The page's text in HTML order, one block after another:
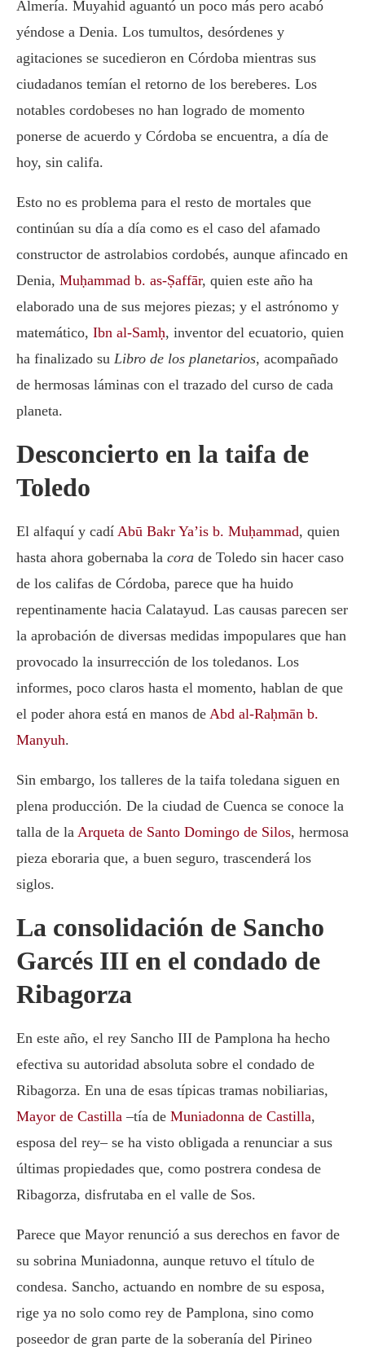
Almería. Muyahid aguantó un poco más pero acabó
yéndose a Denia. Los tumultos, desórdenes y
agitaciones se sucedieron en Córdoba mientras sus
ciudadanos temían el retorno de los bereberes. Los
notables cordobeses no han logrado de momento
ponerse de acuerdo y Córdoba se encuentra, a día de
hoy, sin califa.
Esto no es problema para el resto de mortales que
continúan su día a día como es el caso del afamado
constructor de astrolabios cordobés, aunque afincado en
Denia, Muḥammad b. as-Ṣaffār, quien este año ha
elaborado una de sus mejores piezas; y el astrónomo y
matemático, Ibn al-Samḥ, inventor del ecuatorio, quien
ha finalizado su Libro de los planetarios, acompañado
de hermosas láminas con el trazado del curso de cada
planeta.
Desconcierto en la taifa de
Toledo
El alfaquí y cadí Abū Bakr Ya’is b. Muḥammad, quien
hasta ahora gobernaba la cora de Toledo sin hacer caso
de los califas de Córdoba, parece que ha huido
repentinamente hacia Calatayud. Las causas parecen ser
la aprobación de diversas medidas impopulares que han
provocado la insurrección de los toledanos. Los
informes, poco claros hasta el momento, hablan de que
el poder ahora está en manos de Abd al-Raḥmān b.
Manyuh.
Sin embargo, los talleres de la taifa toledana siguen en
plena producción. De la ciudad de Cuenca se conoce la
talla de la Arqueta de Santo Domingo de Silos, hermosa
pieza eboraria que, a buen seguro, trascenderá los
siglos.
La consolidación de Sancho
Garcés III en el condado de
Ribagorza
En este año, el rey Sancho III de Pamplona ha hecho
efectiva su autoridad absoluta sobre el condado de
Ribagorza. En una de esas típicas tramas nobiliarias,
Mayor de Castilla –tía de Muniadonna de Castilla,
esposa del rey– se ha visto obligada a renunciar a sus
últimas propiedades que, como postrera condesa de
Ribagorza, disfrutaba en el valle de Sos.
Parece que Mayor renunció a sus derechos en favor de
su sobrina Muniadonna, aunque retuvo el título de
condesa. Sancho, actuando en nombre de su esposa,
rige ya no solo como rey de Pamplona, sino como
poseedor de gran parte de la soberanía del Pirineo